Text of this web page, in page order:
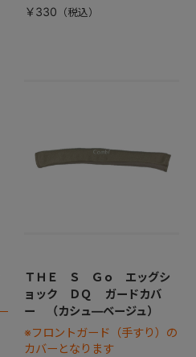
￥330
ＴＨＥ Ｓ Ｇｏ エッグシ
ョック ＤＱ ガードカバ
ー （カシュ―ベージュ）
※フロントガード（手すり）の
カバーとなります